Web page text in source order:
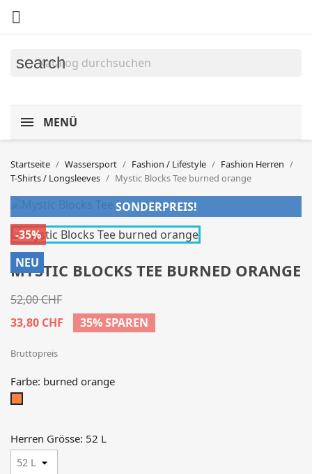

search
MENÜ
Startseite Wassersport Fashion / Lifestyle
Fashion Herren
T-Shirts / Longsleeves
Mystic Blocks Tee burned orange
SONDERPREIS!
-35%
NEU
MYSTIC BLOCKS TEE BURNED ORANGE
52,00 CHF
33,80 CHF
35% SPAREN
Bruttopreis
Farbe: burned orange
Herren Grösse: 52 L